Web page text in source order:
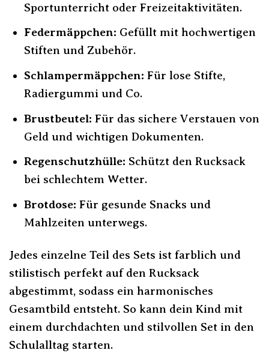
Sportunterricht oder Freizeitaktivitäten.
Federmäppchen: Gefüllt mit hochwertigen
Stiften und Zubehör.
Schlampermäppchen: Für lose Stifte,
Radiergummi und Co.
Brustbeutel: Für das sichere Verstauen von
Geld und wichtigen Dokumenten.
Regenschutzhülle: Schützt den Rucksack
bei schlechtem Wetter.
Brotdose: Für gesunde Snacks und
Mahlzeiten unterwegs.
Jedes einzelne Teil des Sets ist farblich und
stilistisch perfekt auf den Rucksack
abgestimmt, sodass ein harmonisches
Gesamtbild entsteht. So kann dein Kind mit
einem durchdachten und stilvollen Set in den
Schulalltag starten.